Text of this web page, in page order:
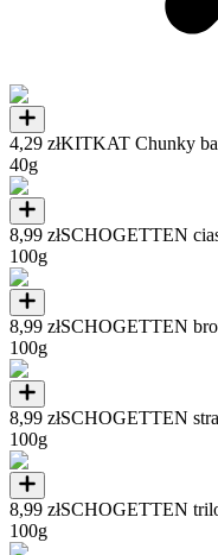
4,29 złKITKAT Chunky
40g
8,99 złSCHOGETTEN
100g
8,99 złSCHOGETTEN
100g
8,99 złSCHOGETTEN
100g
8,99 złSCHOGETTEN
100g